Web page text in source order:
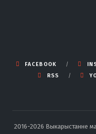
FACEBOOK
RSS
2016-2026 Выкарыстанне